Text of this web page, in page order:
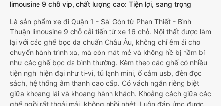
limousine 9 chỗ vip, chất lượng cao: Tiện lợi, sang trọng
Là sản phẩm xe đi Quận 1 - Sài Gòn từ Phan Thiết - Bình
Thuận limousine 9 chỗ cải tiến từ xe 16 chỗ. Nội thất được làm
lại với các ghế bọc da chuẩn Châu Âu, không chỉ êm ái cho
chuyến hành trình xa, mà còn mát mẻ và không hề bị hầm bí
như các ghế bọc da bình thường. Kèm theo các ghế có nhiều
tiện nghi hiện đại như ti-vi, tủ lạnh mini, ổ cắm usb, đèn đọc
sách, hệ thống âm thanh cao cấp. Có vách ngăn riêng biệt
giữa khoang lái và khoang hành khách. Khoảng cách giữa các
ghế ngồi rất thoải mái, không nhồi nhét. Luôn đáp ứng được